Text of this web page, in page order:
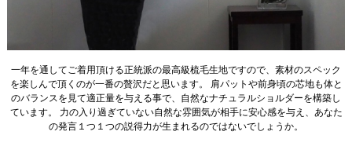
一年を通してご着用頂ける正統派の最高級梳毛生地ですので、素材のスペック
を楽しんで頂くのが一番の贅沢だと思います。 肩パットや前身頃の芯地も体と
のバランスを見て適正量を与える事で、自然なナチュラルショルダーを構築し
ています。 力の入り過ぎていない自然な雰囲気が相手に安心感を与え、あなた
の発言１つ１つの説得力が生まれるのではないでしょうか。